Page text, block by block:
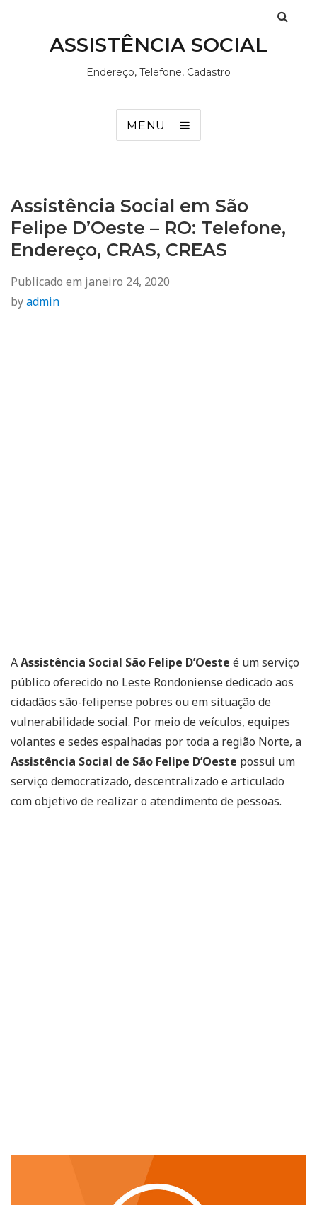
ASSISTÊNCIA SOCIAL
Endereço, Telefone, Cadastro
MENU
Assistência Social em São
Felipe D’Oeste – RO: Telefone,
Endereço, CRAS, CREAS
Publicado em janeiro 24, 2020
byadmin
AAssistência Social São Felipe D’Oeste é um serviço
público oferecido no Leste Rondoniense dedicado aos
cidadãos são-felipense pobres ou em situação de
vulnerabilidade social. Por meio de veículos, equipes
volantes e sedes espalhadas por toda a região Norte, a
Assistência Social de São Felipe D’Oeste possui um
serviço democratizado, descentralizado e articulado
com objetivo de realizar o atendimento de pessoas.